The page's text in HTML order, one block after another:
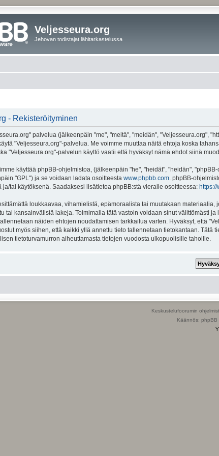
Veljesseura.org
Jehovan todistajat lähitarkastelussa
- Rekisteröityminen
palvelua (jälkeenpäin "me", "meitä", "meidän", "Veljesseura.org",
"Veljesseura.org"-palvelua. Me voimme muuttaa näitä ehtoja koska
"Veljesseura.org"-palvelun käyttö vaatii että hyväksyt nämä ehdot siinä
käyttää phpBB-ohjelmistoa, (jälkeenpäin "he", "heidät", "heidän",
"GPL") ja se voidaan ladata osoitteesta www.phpbb.com. phpBB-
ja/tai käytöksenä. Saadaksesi lisätietoa phpBB:stä vieraile osoitteessa:
loukkaavaa, vihamielistä, epämoraalista tai muutakaan
tai kansainvälisiä lakeja. Toimimalla tätä vastoin voidaan sinut välittömästi
näiden ehtojen noudattamisen tarkkailua varten. Hyväksyt, että
myös siihen, että kaikki yllä annettu tieto tallennetaan tietokantaan.
tietoturvamurron aiheuttamasta tietojen vuodosta ulkopuolisille tahoille.
Keskustelufoorumin
Käännös: phpBB